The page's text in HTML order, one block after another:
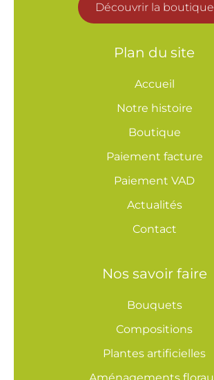
Découvrir la boutique
Plan du site
Accueil
Notre histoire
Boutique
Paiement facture
Paiement VAD
Actualités
Contact
Nos savoir faire
Bouquets
Compositions
Plantes artificielles